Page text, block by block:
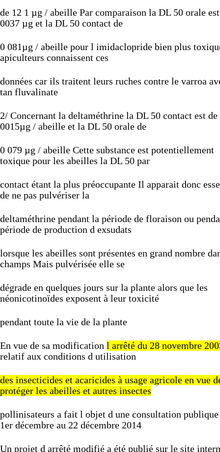
de 12 1 µg / abeille Par comparaison la DL 50 orale
0037 µg et la DL 50 contact de
0 081µg / abeille pour l imidaclopride bien plus
apiculteurs connaissent ces
données car ils traitent leurs ruches contre le varroa
tan fluvalinate
2/ Concernant la deltaméthrine la DL 50 contact est de
0015µg / abeille et la DL 50 orale de
0 079 µg / abeille Cette substance est potentiellement
toxique pour les abeilles la DL 50 par
contact étant la plus préoccupante Il apparait donc
de ne pas pulvériser la
deltaméthrine pendant la période de floraison ou
période de production d exsudats
lorsque les abeilles sont présentes en grand nombre
champs Mais pulvérisée elle se
dégrade en quelques jours sur la plante alors que les
néonicotinoïdes exposent à leur toxicité
pendant toute la vie de la plante
En vue de sa modification l arrêté du 28 novembre
relatif aux conditions d utilisation
des insecticides et acaricides à usage agricole en vue
protéger les abeilles et autres insectes
pollinisateurs a fait l objet d une consultation
1er décembre au 22 décembre 2014
Un projet d arrêté modifié a été publié sur le site